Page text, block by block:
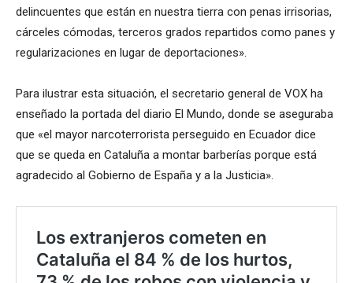
delincuentes que están en nuestra tierra con penas irrisorias,
cárceles cómodas, terceros grados repartidos como panes y
regularizaciones en lugar de deportaciones».
Para ilustrar esta situación, el secretario general de VOX ha
enseñado la portada del diario El Mundo, donde se aseguraba
que «el mayor narcoterrorista perseguido en Ecuador dice
que se queda en Cataluña a montar barberías porque está
agradecido al Gobierno de España y a la Justicia».